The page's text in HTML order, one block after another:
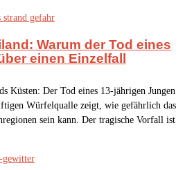
Warum der Tod eines
einen Einzelfall
Küsten: Der Tod eines 13-jährigen Jungen
Würfelqualle zeigt, wie gefährlich das
sein kann. Der tragische Vorfall ist